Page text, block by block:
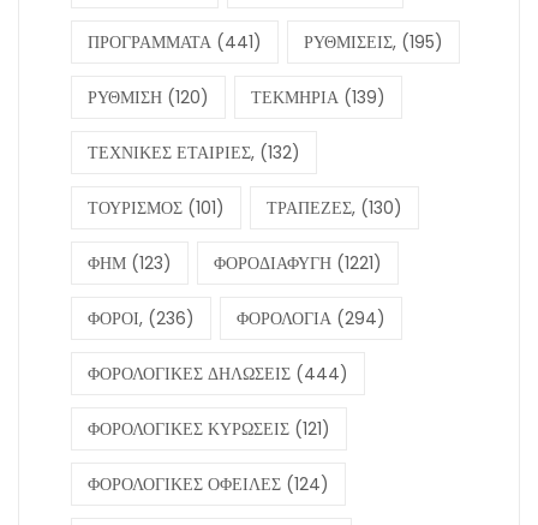
ΠΡΟΓΡΑΜΜΑΤΑ (441) ΡΥΘΜΙΣΕΙΣ, (195)
ΡΥΘΜΙΣΗ (120) ΤΕΚΜΗΡΙΑ (139)
ΤΕΧΝΙΚΕΣ ΕΤΑΙΡΙΕΣ, (132)
ΤΟΥΡΙΣΜΟΣ (101) ΤΡΑΠΕΖΕΣ, (130)
ΦΗΜ (123) ΦΟΡΟΔΙΑΦΥΓΗ (1221)
ΦΟΡΟΙ, (236) ΦΟΡΟΛΟΓΙΑ (294)
ΦΟΡΟΛΟΓΙΚΕΣ ΔΗΛΩΣΕΙΣ (444)
ΦΟΡΟΛΟΓΙΚΕΣ ΚΥΡΩΣΕΙΣ (121)
ΦΟΡΟΛΟΓΙΚΕΣ ΟΦΕΙΛΕΣ (124)